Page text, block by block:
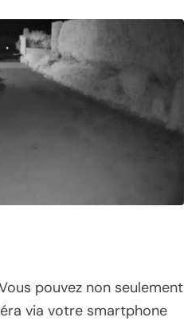
pouvez non seulement
via votre smartphone